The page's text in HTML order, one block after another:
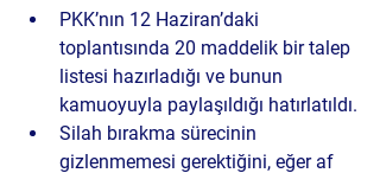
PKK’nın 12 Haziran’daki
toplantısında 20 maddelik bir talep
listesi hazırladığı ve bunun
kamuoyuyla paylaşıldığı hatırlatıldı.
Silah bırakma sürecinin
gizlenmemesi gerektiğini, eğer af